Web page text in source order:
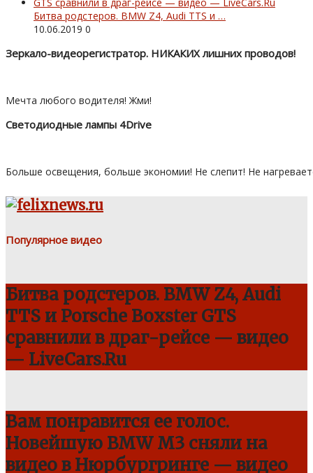
Битва родстеров. BMW Z4, Audi TTS и …
10.06.2019 0
Зеркало-видеорегистратор. НИКАКИХ лишних проводов!
Мечта любого водителя! Жми!
Светодиодные лампы 4Drive
Больше освещения, больше экономии! Не слепит! Не
Популярное видео
Битва родстеров. BMW Z4, Audi
TTS и Porsche Boxster GTS
сравнили в драг-рейсе — видео
— LiveCars.Ru
Вам понравится ее голос.
Новейшую BMW M3 сняли на
видео в Нюрбургринге — видео